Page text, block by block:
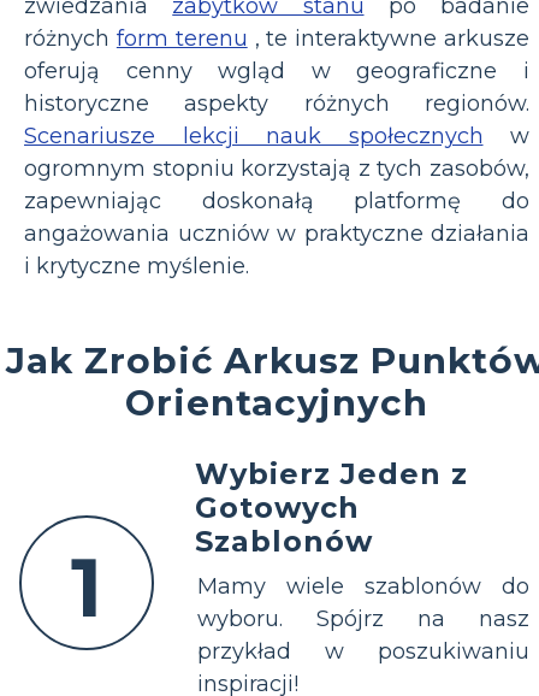
zwiedzania zabytków stanu po badanie
różnych form terenu , te interaktywne arkusze
oferują cenny wgląd w geograficzne i
historyczne aspekty różnych regionów.
Scenariusze lekcji nauk społecznych w
ogromnym stopniu korzystają z tych zasobów,
zapewniając doskonałą platformę do
angażowania uczniów w praktyczne działania
i krytyczne myślenie.
Jak Zrobić Arkusz
Orientacyjnych
1
Wybierz Jeden z
Gotowych
Szablonów
Mamy wiele szablonów do
wyboru. Spójrz na nasz
przykład w poszukiwaniu
inspiracji!